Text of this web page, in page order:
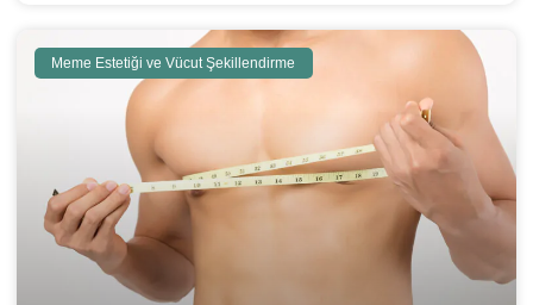
Meme Estetiği ve Vücut Şekillendirme